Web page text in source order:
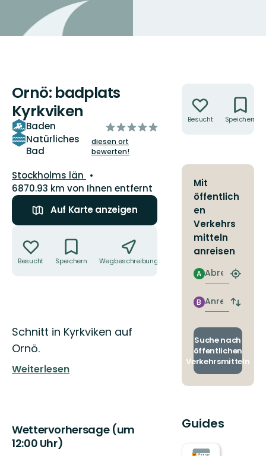
Ornö: badplats
Kyrkviken
Baden
Natürliches
Bad
von
5
Sternen
diesen ort
bewerten!
Landkreis:
Stockholms län
6870.93 km von Ihnen entfernt
Auf Karte anzeigen
Besucht Speichern Wegbeschreibung
Beschreibung
Schnitt in Kyrkviken auf
Ornö.
Weiterlesen
Wettervorhersage (um
12:00 Uhr)
Besucht Speichern
Mit
öffentlich
en
Verkehrs
mitteln
anreisen
Abreise
A
finden
Anreise
B
Suche nach
öffentlichen
Verkehrsmitteln
Guides